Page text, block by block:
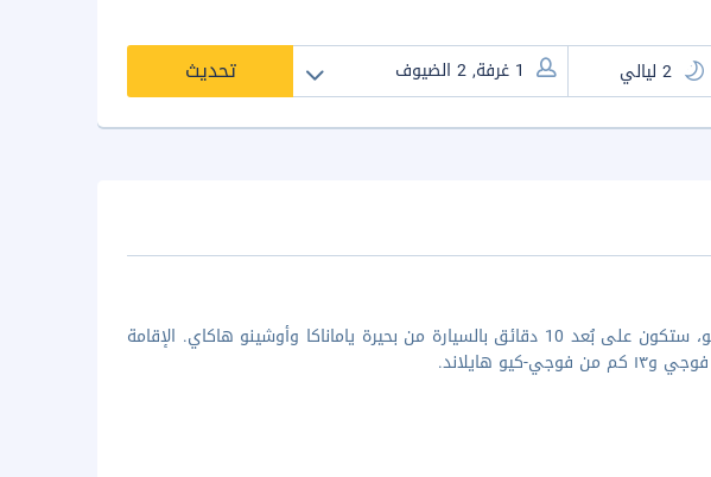
تحديث
عند الإقامة في إقامة موقع التخييم هذه في ياماناكاكو، ستكون على بُعد 10 دقائق بالسيارة من بحيرة ياماناكا وأوشينو هاكاي. الإقامة